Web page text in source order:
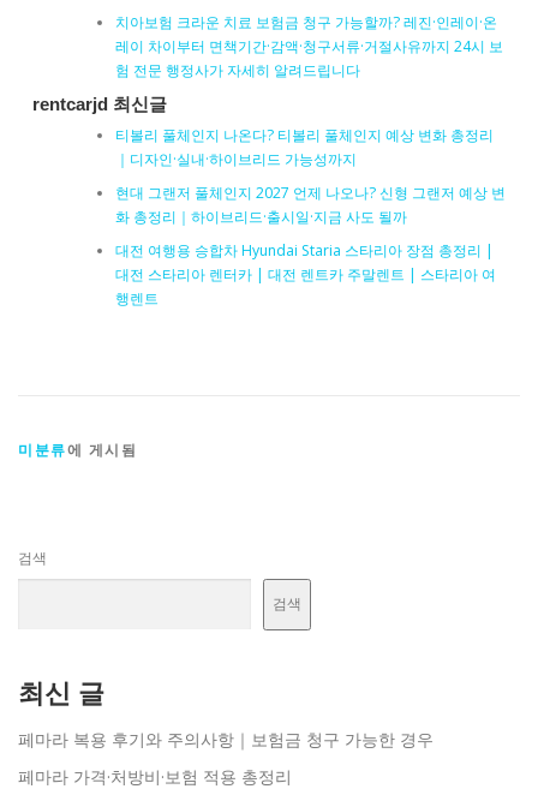
치아보험 크라운 치료 보험금 청구 가능할까? 레진·인레이·온
레이 차이부터 면책기간·감액·청구서류·거절사유까지 24시 보
험 전문 행정사가 자세히 알려드립니다
rentcarjd 최신글
티볼리 풀체인지 나온다? 티볼리 풀체인지 예상 변화 총정리
｜디자인·실내·하이브리드 가능성까지
현대 그랜저 풀체인지 2027 언제 나오나? 신형 그랜저 예상 변
화 총정리｜하이브리드·출시일·지금 사도 될까
대전 여행용 승합차 Hyundai Staria 스타리아 장점 총정리 |
대전 스타리아 렌터카 | 대전 렌트카 주말렌트 | 스타리아 여
행렌트
미분류에 게시됨
검색
검색
최신 글
페마라 복용 후기와 주의사항｜보험금 청구 가능한 경우
페마라 가격·처방비·보험 적용 총정리